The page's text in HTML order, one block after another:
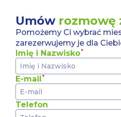
Umów rozmowę
Pomożemy Ci wybrać
zarezerwujemy je dla
Imię i Nazwisko
E-mail
Telefon